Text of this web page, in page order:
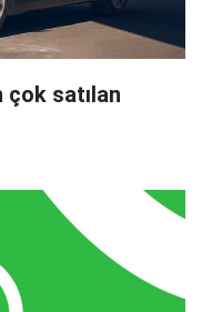
çok satılan